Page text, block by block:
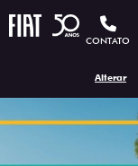
CONTATO
Alterar